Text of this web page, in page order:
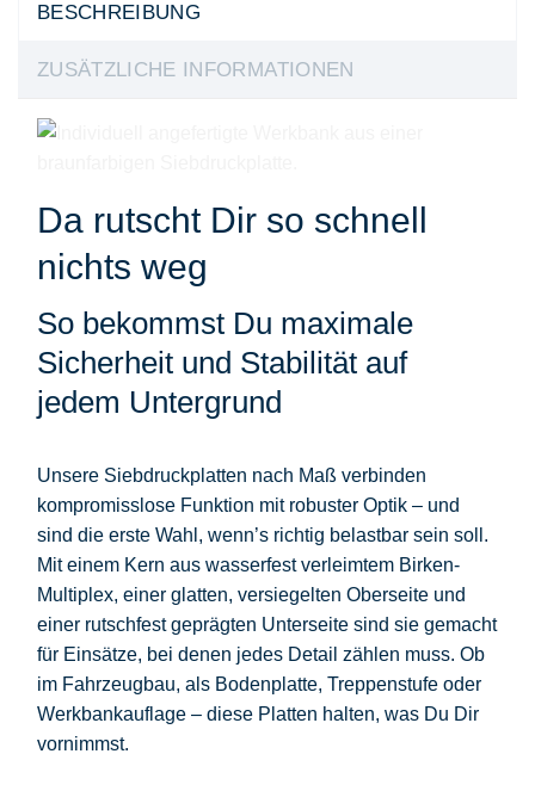
BESCHREIBUNG
ZUSÄTZLICHE INFORMATIONEN
Da rutscht Dir so schnell
nichts weg
So bekommst Du maximale
Sicherheit und Stabilität auf
jedem Untergrund
Unsere Siebdruckplatten nach Maß verbinden
kompromisslose Funktion mit robuster Optik – und
sind die erste Wahl, wenn’s richtig belastbar sein soll.
Mit einem Kern aus wasserfest verleimtem Birken-
Multiplex, einer glatten, versiegelten Oberseite und
einer rutschfest geprägten Unterseite sind sie gemacht
für Einsätze, bei denen jedes Detail zählen muss. Ob
im Fahrzeugbau, als Bodenplatte, Treppenstufe oder
Werkbankauflage – diese Platten halten, was Du Dir
vornimmst.